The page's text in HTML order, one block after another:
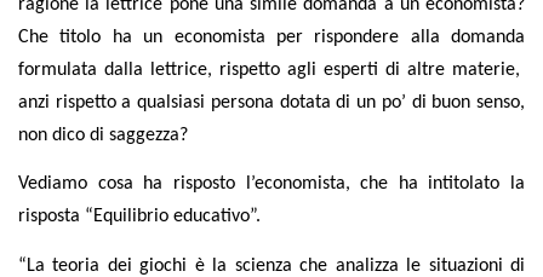
ragione la lettrice pone una simile domanda a un economista?
Che titolo ha un economista per rispondere alla domanda
formulata dalla lettrice, rispetto agli esperti di altre materie,
anzi rispetto a qualsiasi persona dotata di un po’ di buon senso,
non dico di saggezza?
Vediamo cosa ha risposto l’economista, che ha intitolato la
risposta “Equilibrio educativo”.
“La teoria dei giochi è la scienza che analizza le situazioni di